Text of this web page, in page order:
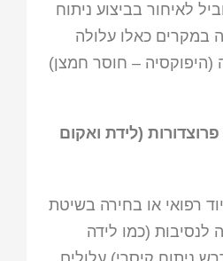
לאיחור בביצוע ניתוח
במקרים כאלו עלולה
(היפוקסיה – חוסר חמצן)
(לידת ואקום
רפואי או בחירה בשיטת
לנסיבות (כמו לידה